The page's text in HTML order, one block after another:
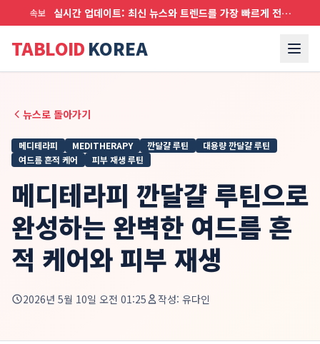
속보 실시간 업데이트: 최신 뉴스와 트렌드를 가장 빠르게 전달합니다
TABLOID KOREA
뉴스로 돌아가기
메디테라피 MEDITHERAPY 깐달걀 루틴
대용량 깐달걀 루틴
여드름 흔적 케어
피부 재생 루틴
메디테라피 깐달걀 루틴으로
완성하는 완벽한 여드름 흔
적 케어와 피부 재생
2026년 5월 10일 오전 01:25 작성: 유다인